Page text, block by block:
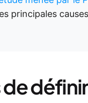
principales